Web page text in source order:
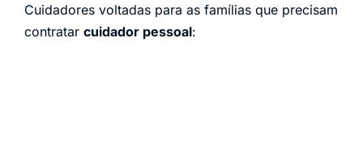
Cuidadores voltadas para as famílias que precisam
contratar cuidador pessoal: